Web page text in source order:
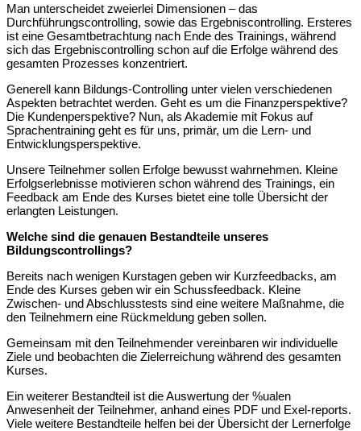
Man unterscheidet zweierlei Dimensionen – das
Durchführungscontrolling, sowie das Ergebniscontrolling. Ersteres
ist eine Gesamtbetrachtung nach Ende des Trainings, während
sich das Ergebniscontrolling schon auf die Erfolge während des
gesamten Prozesses konzentriert.
Generell kann Bildungs-Controlling unter vielen verschiedenen
Aspekten betrachtet werden. Geht es um die Finanzperspektive?
Die Kundenperspektive? Nun, als Akademie mit Fokus auf
Sprachentraining geht es für uns, primär, um die Lern- und
Entwicklungsperspektive.
Unsere Teilnehmer sollen Erfolge bewusst wahrnehmen. Kleine
Erfolgserlebnisse motivieren schon während des Trainings, ein
Feedback am Ende des Kurses bietet eine tolle Übersicht der
erlangten Leistungen.
Welche sind die genauen Bestandteile unseres
Bildungscontrollings?
Bereits nach wenigen Kurstagen geben wir Kurzfeedbacks, am
Ende des Kurses geben wir ein Schussfeedback. Kleine
Zwischen- und Abschlusstests sind eine weitere Maßnahme, die
den Teilnehmern eine Rückmeldung geben sollen.
Gemeinsam mit den Teilnehmender vereinbaren wir individuelle
Ziele und beobachten die Zielerreichung während des gesamten
Kurses.
Ein weiterer Bestandteil ist die Auswertung der %ualen
Anwesenheit der Teilnehmer, anhand eines PDF und Exel-reports.
Viele weitere Bestandteile helfen bei der Übersicht der Lernerfolge